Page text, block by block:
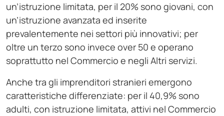
un’istruzione limitata, per il 20% sono giovani, con
un’istruzione avanzata ed inserite
prevalentemente nei settori più innovativi; per
oltre un terzo sono invece over 50 e operano
soprattutto nel Commercio e negli Altri servizi.
Anche tra gli imprenditori stranieri emergono
caratteristiche differenziate: per il 40,9% sono
adulti, con istruzione limitata, attivi nel Commercio